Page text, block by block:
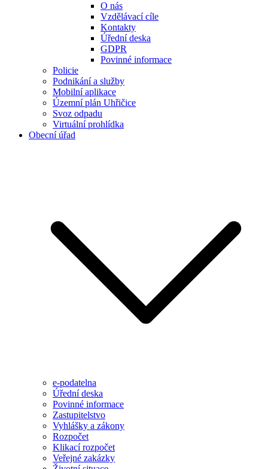
O nás
Vzdělávací cíle
Kontakty
Úřední deska
GDPR
Povinné informace
Policie
Podnikání a služby
Mobilní aplikace
Územní plán Uhřičice
Svoz odpadu
Virtuální prohlídka
Obecní úřad
e-podatelna
Úřední deska
Povinné informace
Zastupitelstvo
Vyhlášky a zákony
Rozpočet
Klikací rozpočet
Veřejné zakázky